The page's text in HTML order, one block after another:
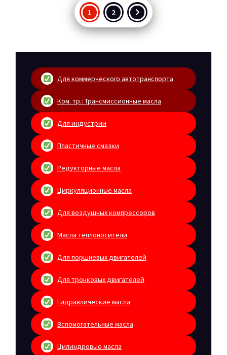
Пагинация
записей
1 2
Для коммерческого автотранспорта
Ком. тр.: Трансмиссионные масла
Для индустрии
Пластичные смазки
Редукторные масла
Циркуляционные масла
Для воздушных компрессоров
Масла теплоносители
Для поршневых двигателей
Для тронковых двигателей
Гидравлические масла
Вспомогательные масла
Цилиндровые масла